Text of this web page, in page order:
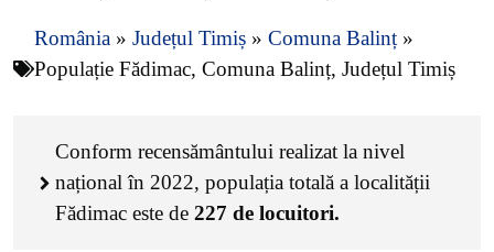
România » Județul Timiș » Comuna Balinț »
Populație Fădimac, Comuna Balinț, Județul Timiș
Conform recensământului realizat la nivel
național în 2022, populația totală a localității
Fădimac este de 227 de locuitori.